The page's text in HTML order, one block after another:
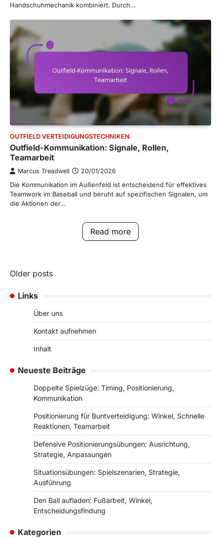
Handschuhmechanik kombiniert. Durch…
OUTFIELD VERTEIDIGUNGSTECHNIKEN
Outfield-Kommunikation: Signale, Rollen,
Teamarbeit
Marcus Treadwell 20/01/2026
Die Kommunikation im Außenfeld ist entscheidend für effektives
Teamwork im Baseball und beruht auf spezifischen Signalen, um
die Aktionen der…
Read more
Posts
navigation
Older posts
Links
Über uns
Kontakt aufnehmen
Inhalt
Neueste Beiträge
Doppelte Spielzüge: Timing, Positionierung,
Kommunikation
Positionierung für Buntverteidigung: Winkel, Schnelle
Reaktionen, Teamarbeit
Defensive Positionierungsübungen: Ausrichtung,
Strategie, Anpassungen
Situationsübungen: Spielszenarien, Strategie,
Ausführung
Den Ball aufladen: Fußarbeit, Winkel,
Entscheidungsfindung
Kategorien